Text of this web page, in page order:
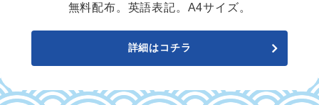
無料配布。英語表記。A4サイズ。
詳細はコチラ